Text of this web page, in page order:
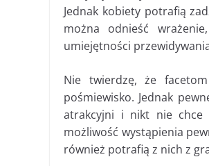
Jednak kobiety potrafią
można odnieść
umiejętności
Nie twierdzę, że
pośmiewisko. Jednak
atrakcyjni i nikt nie chce
możliwość wystąpienia
również potrafią z nich z